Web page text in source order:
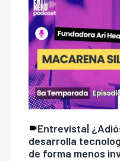
Entrevista|
desarrolla
de forma menos